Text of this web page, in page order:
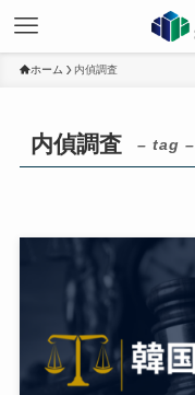
ホーム 内偵調査
内偵調査 – tag –